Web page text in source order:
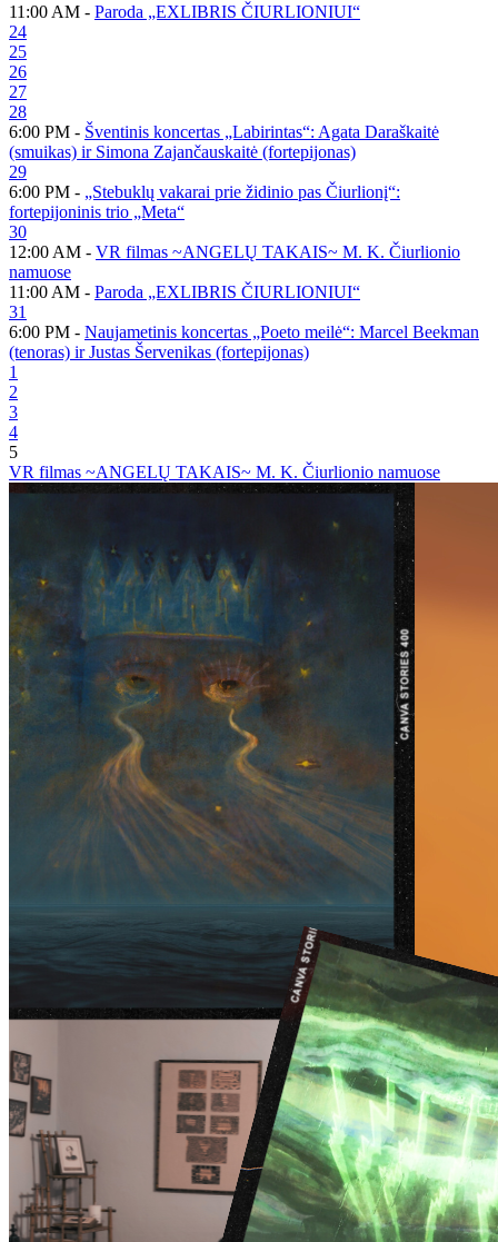
11:00 AM - Paroda „EXLIBRIS ČIURLIONIUI“
24
25
26
27
28
6:00 PM - Šventinis koncertas „Labirintas“: Agata Daraškaitė
(smuikas) ir Simona Zajančauskaitė (fortepijonas)
29
6:00 PM - „Stebuklų vakarai prie židinio pas Čiurlionį“:
fortepijoninis trio „Meta“
30
12:00 AM - VR filmas ~ANGELŲ TAKAIS~ M. K. Čiurlionio
namuose
11:00 AM - Paroda „EXLIBRIS ČIURLIONIUI“
31
6:00 PM - Naujametinis koncertas „Poeto meilė“: Marcel Beekman
(tenoras) ir Justas Šervenikas (fortepijonas)
1
2
3
4
5
VR filmas ~ANGELŲ TAKAIS~ M. K. Čiurlionio namuose